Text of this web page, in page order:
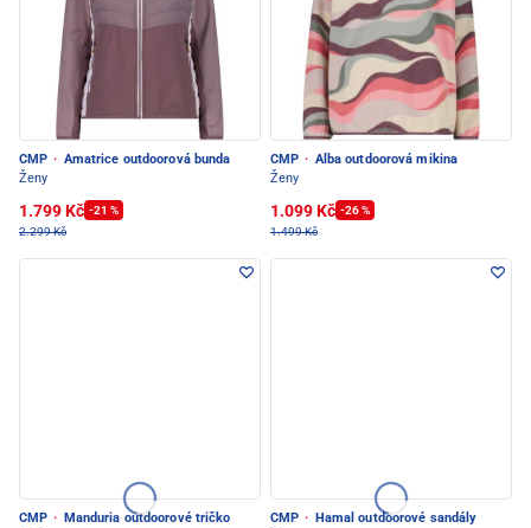
CMP · Amatrice outdoorová bunda
Ženy
1.799 Kč -21 %
2.299 Kč
CMP · Alba outdoorová mikina
Ženy
1.099 Kč -26 %
1.499 Kč
CMP ·
Manduria outdoorové tričko
CMP ·
Hamal outdoorové sandály